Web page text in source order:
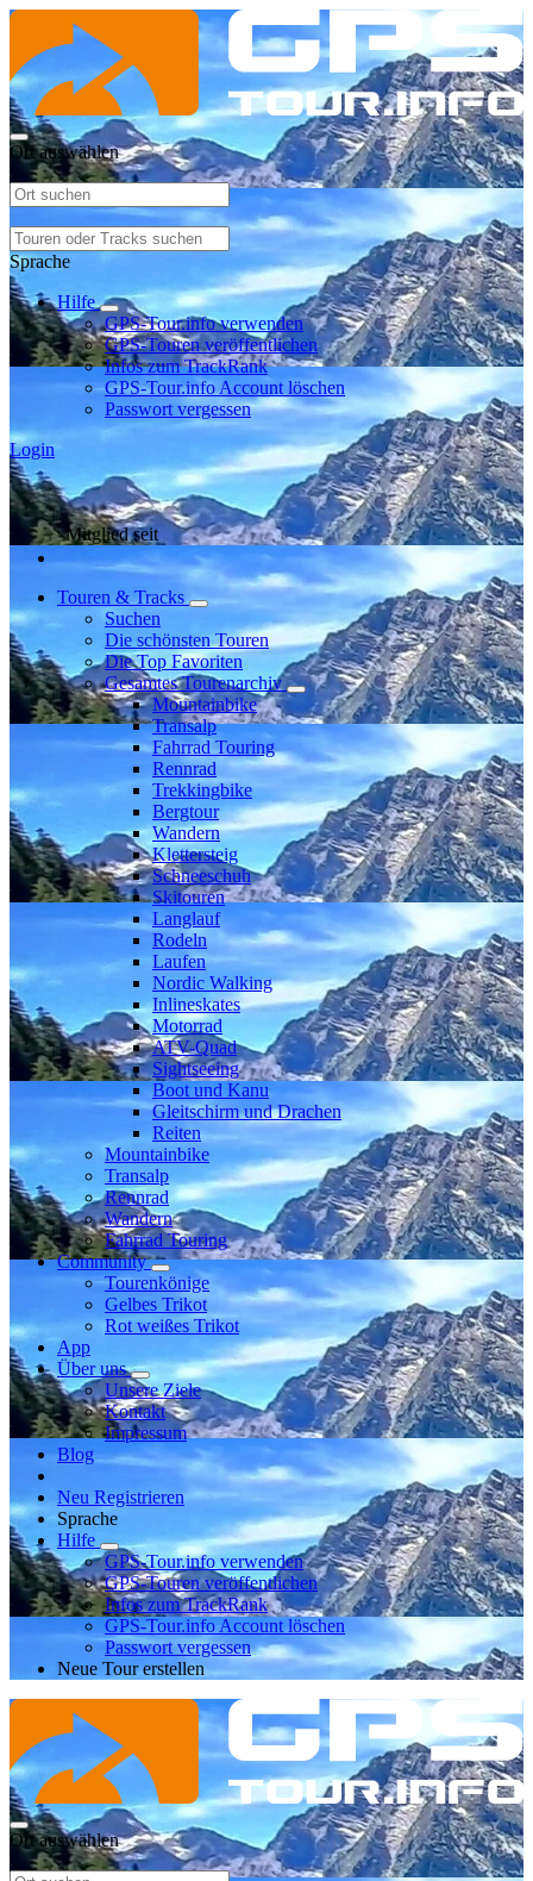
Ort auswählen
Sprache
Hilfe
GPS-Tour.info verwenden
GPS-Touren veröffentlichen
Infos zum TrackRank
GPS-Tour.info Account löschen
Passwort vergessen
Login
Mitglied seit
Touren & Tracks
Suchen
Die schönsten Touren
Die Top Favoriten
Gesamtes Tourenarchiv
Mountainbike
Transalp
Fahrrad Touring
Rennrad
Trekkingbike
Bergtour
Wandern
Klettersteig
Schneeschuh
Skitouren
Langlauf
Rodeln
Laufen
Nordic Walking
Inlineskates
Motorrad
ATV-Quad
Sightseeing
Boot und Kanu
Gleitschirm und Drachen
Reiten
Mountainbike
Transalp
Rennrad
Wandern
Fahrrad Touring
Community
Tourenkönige
Gelbes Trikot
Rot weißes Trikot
App
Über uns
Unsere Ziele
Kontakt
Impressum
Blog
Neu Registrieren
Sprache
Hilfe
GPS-Tour.info verwenden
GPS-Touren veröffentlichen
Infos zum TrackRank
GPS-Tour.info Account löschen
Passwort vergessen
Neue Tour erstellen
Ort auswählen